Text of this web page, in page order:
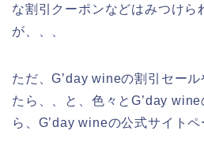
な割引クーポンなどはみつけら
が、、、
ただ、G’day wineの割引セー
たら、、と、色々とG’day
ら、G’day wineの公式サイトペ